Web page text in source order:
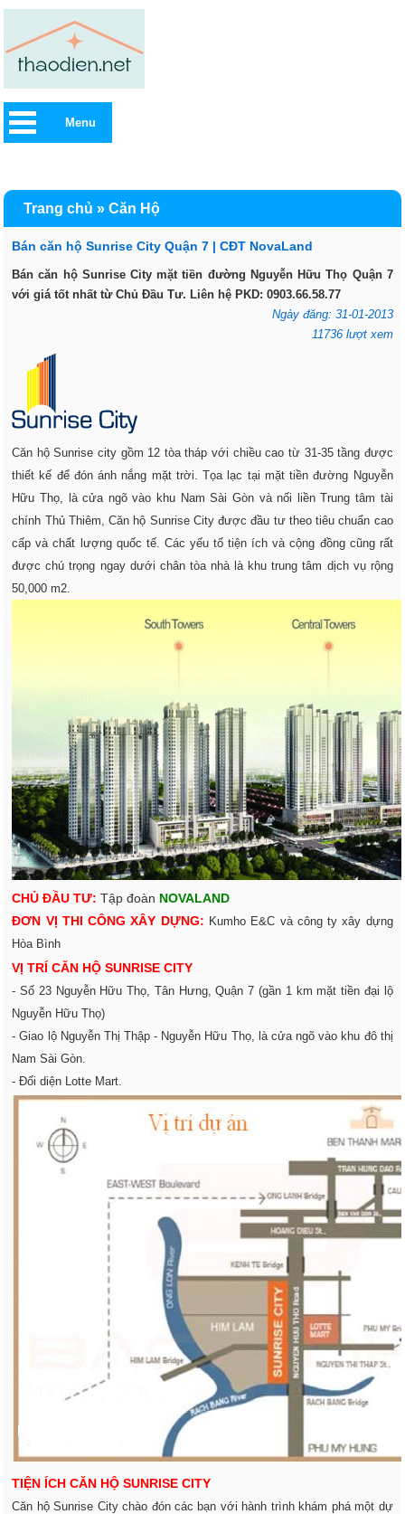
Bán căn hộ Sunrise City Quận 7 | CĐT NovaLand
Bán căn hộ Sunrise City mặt tiền đường Nguyễn Hữu Thọ Quận 7
với giá tốt nhất từ Chủ Đầu Tư. Liên hệ PKD: 0903.66.58.77
Ngày đăng: 31-01-2013
11736 lượt xem
Căn hộ Sunrise city gồm 12 tòa tháp với chiều cao từ 31-35 tầng được
thiết kế để đón ánh nắng mặt trời. Tọa lạc tại mặt tiền đường Nguyễn
Hữu Thọ, là cửa ngõ vào khu Nam Sài Gòn và nối liền Trung tâm tài
chính Thủ Thiêm, Căn hộ Sunrise City được đầu tư theo tiêu chuẩn cao
cấp và chất lượng quốc tế. Các yếu tố tiện ích và cộng đồng cũng rất
được chú trọng ngay dưới chân tòa nhà là khu trung tâm dịch vụ rộng
50,000 m2.
CHỦ ĐẦU TƯ: Tập đoàn NOVALAND
ĐƠN VỊ THI CÔNG XÂY DỰNG: Kumho E&C và công ty xây dựng
Hòa Bình
VỊ TRÍ CĂN HỘ SUNRISE CITY
- Số 23 Nguyễn Hữu Thọ, Tân Hưng, Quận 7 (gần 1 km mặt tiền đại lộ
Nguyễn Hữu Thọ)
- Giao lộ Nguyễn Thị Thập - Nguyễn Hữu Thọ, là cửa ngõ vào khu đô thị
Nam Sài Gòn.
- Đối diện Lotte Mart.
TIỆN ÍCH CĂN HỘ SUNRISE CITY
Căn hộ Sunrise City chào đón các bạn với hành trình khám phá một dự
Trang chủ »Căn Hộ
Menu